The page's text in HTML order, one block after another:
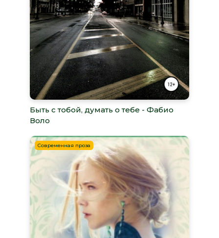
Быть с тобой, думать о тебе - Фабио
Воло
Современная проза